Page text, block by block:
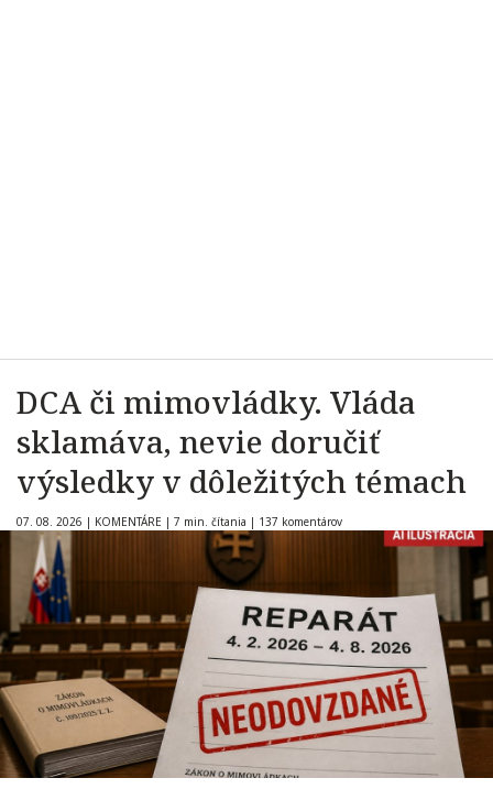
DCA či mimovládky. Vláda
sklamáva, nevie doručiť
výsledky v dôležitých témach
07. 08. 2026 | KOMENTÁRE | 7 min. čítania | 137 komentárov